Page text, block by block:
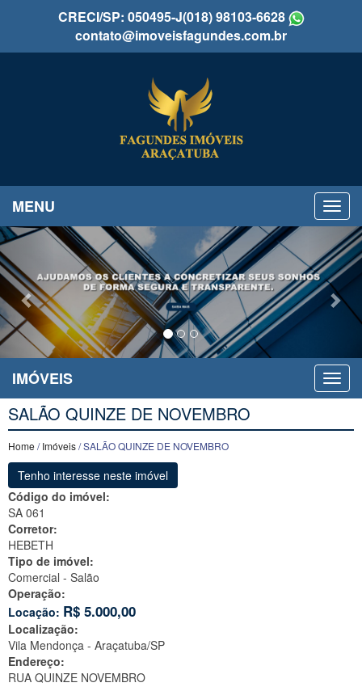
CRECI/SP: 050495-J(018) 98103-6628
contato@imoveisfagundes.com.br
MENU
Previous
IMÓVEIS
SALÃO QUINZE DE NOVEMBRO
Home /Imóveis/ SALÃO QUINZE DE NOVEMBRO
Tenho interesse neste imóvel
Código do imóvel:
SA 061
Corretor:
HEBETH
Tipo de imóvel:
Comercial - Salão
Operação:
Locação: R$ 5.000,00
Localização:
Vila Mendonça - Araçatuba/SP
Endereço:
RUA QUINZE NOVEMBRO